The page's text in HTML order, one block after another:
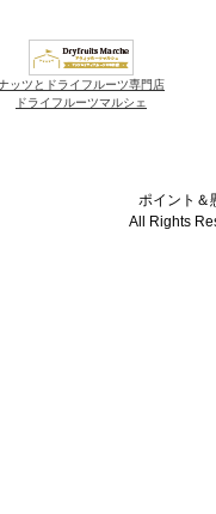
ッツとドライフルーツ専門店
ドライフルーツマルシェ
ポイント＆
All Rights